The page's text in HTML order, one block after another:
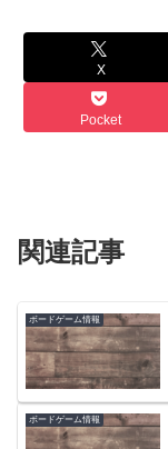
X
Pocket
関連記事
ボードゲーム情報
ボードゲーム情報